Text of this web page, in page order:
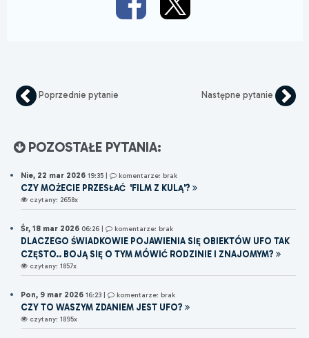
Poprzednie pytanie Następne pytanie
POZOSTAŁE PYTANIA:
Nie, 22 mar 2026 19:35 komentarze: brak
CZY MOŻECIE PRZESŁAĆ 'FILM Z KULĄ'?
czytany: 2658x
Śr, 18 mar 2026 06:26 | komentarze: brak
DLACZEGO ŚWIADKOWIE POJAWIENIA SIĘ OBIEKTÓW UFO TAK
CZĘSTO.. BOJĄ SIĘ O TYM MÓWIĆ RODZINIE I ZNAJOMYM?
czytany: 1857x
Pon, 9 mar 2026 16:23 | komentarze: brak
CZY TO WASZYM ZDANIEM JEST UFO?
czytany: 1895x